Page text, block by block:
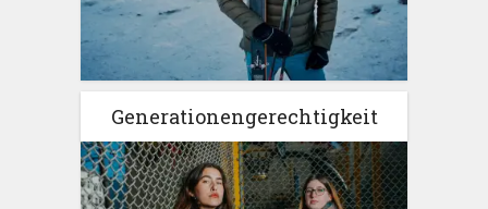
Generationengerechtigkeit